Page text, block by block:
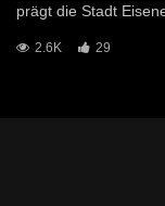
prägt die Stadt
2.6K 29